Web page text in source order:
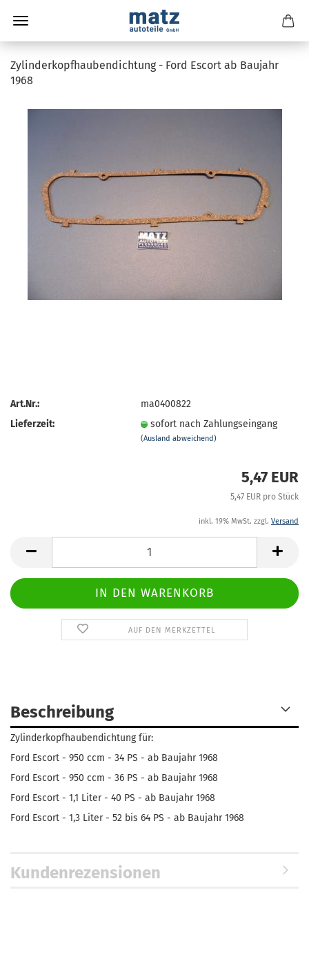
Zylinderkopfhaubendichtung - Ford Escort ab Baujahr
1968
Art.Nr.:
ma0400822
Lieferzeit:
sofort nach Zahlungseingang
(Ausland abweichend)
5,47 EUR
5,47 EUR pro Stück
inkl. 19% MwSt. zzgl. Versand
AUF DEN MERKZETTEL
Beschreibung
Zylinderkopfhaubendichtung für:
Ford Escort - 950 ccm - 34 PS - ab Baujahr 1968
Ford Escort - 950 ccm - 36 PS - ab Baujahr 1968
Ford Escort - 1,1 Liter - 40 PS - ab Baujahr 1968
Ford Escort - 1,3 Liter - 52 bis 64 PS - ab Baujahr 1968
Kundenrezensionen